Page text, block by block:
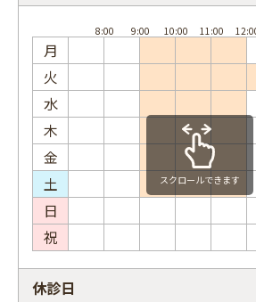
月
火
水
木
金
土
日
祝
スクロールできます
休診日